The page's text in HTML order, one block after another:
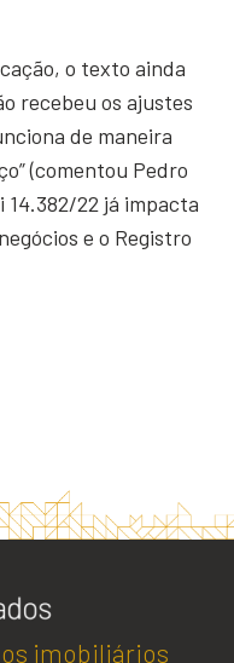
o texto ainda
recebeu os ajustes
de maneira
(comentou Pedro
22 já impacta
e o Registro
imobiliários